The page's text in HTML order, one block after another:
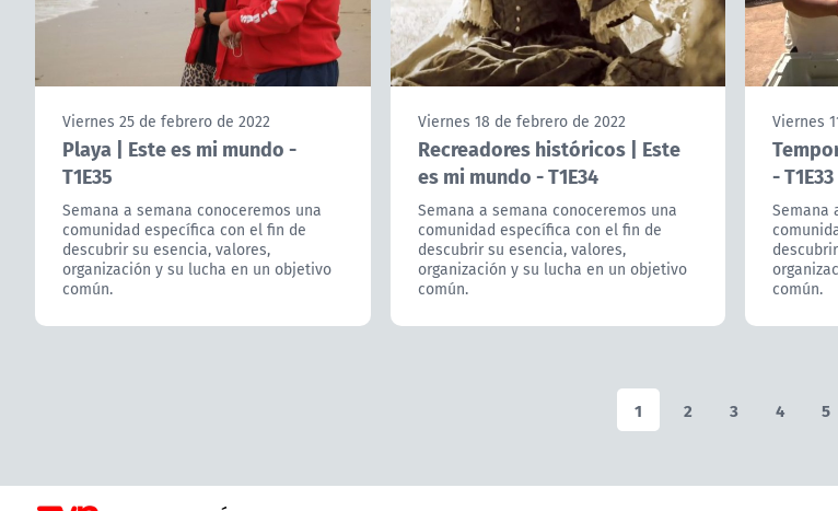
Viernes 25 de febrero de 2022
Playa | Este es mi mundo -
T1E35
Semana a semana conoceremos una
comunidad específica con el fin de
descubrir su esencia, valores,
organización y su lucha en un objetivo
común.
Viernes 18 de febrero de 2022
Recreadores históricos | Este
es mi mundo - T1E34
Semana a semana conoceremos una
comunidad específica con el fin de
descubrir su esencia, valores,
organización y su lucha en un objetivo
común.
Viernes
- T1E33
Semana
común.
1 2 3 4 5